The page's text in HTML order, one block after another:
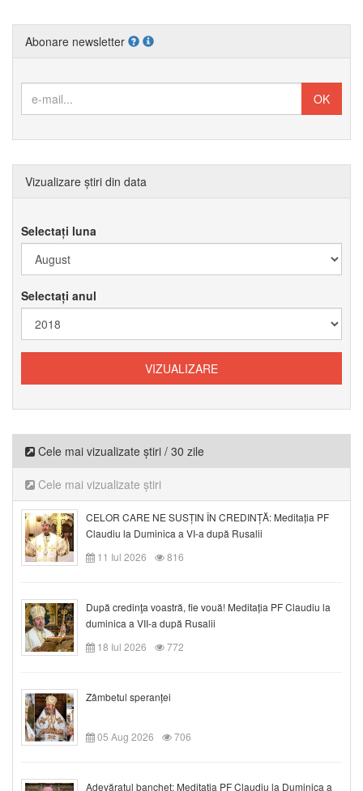
Abonare newsletter
Vizualizare știri din data
Selectați luna
Selectați anul
Cele mai vizualizate știri / 30 zile
Cele mai vizualizate știri
CELOR CARE NE SUSȚIN ÎN CREDINȚĂ: Meditația PF
Claudiu la Duminica a VI-a după Rusalii
11 Iul 2026
816
După credinţa voastră, fie vouă! Meditația PF Claudiu la
duminica a VII-a după Rusalii
18 Iul 2026
772
Zâmbetul speranței
05 Aug 2026 706
Adevăratul banchet: Meditația PF Claudiu la Duminica a